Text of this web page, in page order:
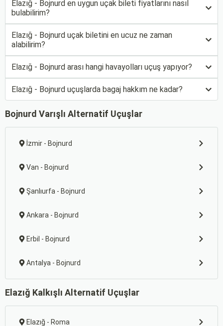
Elazığ - Bojnurd en uygun uçak bileti fiyatlarını nasıl
bulabilirim?
Elazığ - Bojnurd uçak biletini en ucuz ne zaman
alabilirim?
Elazığ - Bojnurd arası hangi havayolları uçuş yapıyor?
Elazığ - Bojnurd uçuşlarda bagaj hakkım ne kadar?
Bojnurd Varışlı Alternatif Uçuşlar
İzmir - Bojnurd
Van - Bojnurd
Şanlıurfa - Bojnurd
Ankara - Bojnurd
Erbil - Bojnurd
Antalya - Bojnurd
Elazığ Kalkışlı Alternatif Uçuşlar
Elazığ - Roma